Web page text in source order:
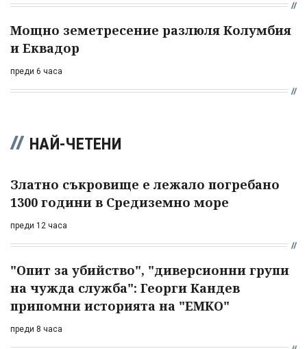
Мощно земетресение разлюля Колумбия
и Еквадор
преди 6 часа
НАЙ-ЧЕТЕНИ
Златно съкровище е лежало погребано
1300 години в Средиземно море
преди 12 часа
"Опит за убийство", "диверсионни групи
на чужда служба": Георги Кандев
припомни историята на "ЕМКО"
преди 8 часа